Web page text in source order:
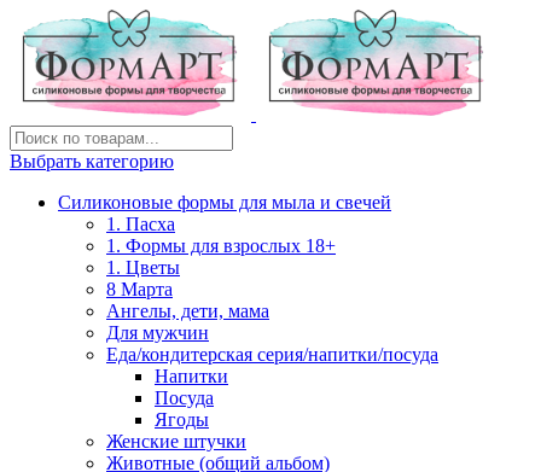
Выбрать категорию
Силиконовые формы для мыла и свечей
1. Пасха
1. Формы для взрослых 18+
1. Цветы
8 Марта
Ангелы, дети, мама
Для мужчин
Еда/кондитерская серия/напитки/посуда
Напитки
Посуда
Ягоды
Женские штучки
Животные (общий альбом)